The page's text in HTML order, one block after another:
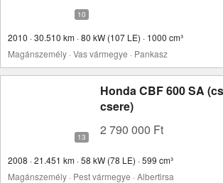
2010 · 30.510 km · 80 kW (107 LE) · 1000 cm³
Magánszemély · Vas vármegye · Pankasz
Honda CBF 600 SA (csak X-ADV
csere)
2 790 000 Ft
2008 · 21.451 km · 58 kW (78 LE) · 599 cm³
Magánszemély · Pest vármegye · Albertirsa